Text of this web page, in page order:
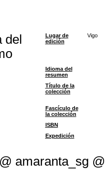
del
Lugar de
edición
Vigo
Idioma del
resumen
Título de la
colección
Fascículo de
la colección
ISBN
Expedición
amaranta_sg @